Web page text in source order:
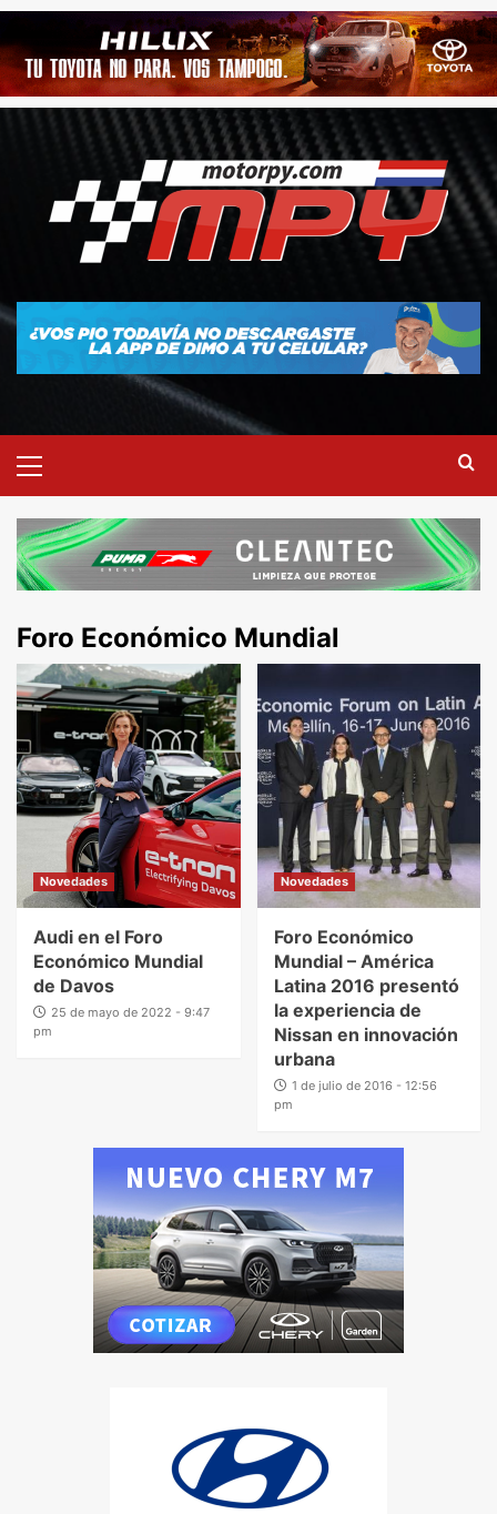
Foro Económico Mundial
Novedades
Audi en el Foro
Económico Mundial
de Davos
25 de mayo de 2022 - 9:47
pm
Novedades
Foro Económico
Mundial – América
Latina 2016 presentó
la experiencia de
Nissan en innovación
urbana
1 de julio de 2016 - 12:56
pm